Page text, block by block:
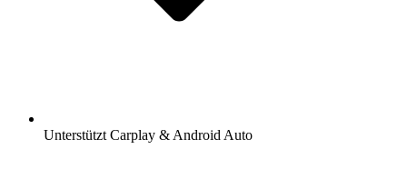
Unterstützt Carplay & Android Auto